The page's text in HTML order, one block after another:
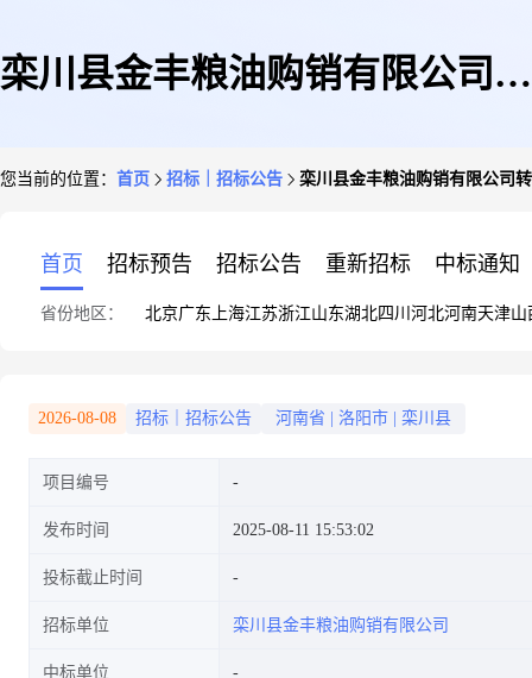
栾川县金丰粮油购销有限公司转
您当前的位置： 首页 招标｜招标公告 栾川县金丰粮油购销有限公司
首页 招标预告 招标公告 重新招标 中标通知
省份地区： 北京广东 上海江苏浙江山东湖北四川 河北河南天津山
2026-08-08 招标｜招标公告 河南省 洛阳市 栾川县
项目编号
发布时间 2025-08-11 15:53:02
投标截止时间
招标单位 栾川县金丰粮油购销有限公司
中标单位